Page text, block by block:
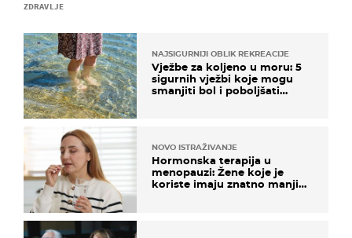
ZDRAVLJE
NAJSIGURNIJI OBLIK REKREACIJE
Vježbe za koljeno u moru: 5
sigurnih vježbi koje mogu
smanjiti bol i poboljšati
NOVO ISTRAŽIVANJE
Hormonska terapija u
menopauzi: Žene koje je
koriste imaju znatno manji